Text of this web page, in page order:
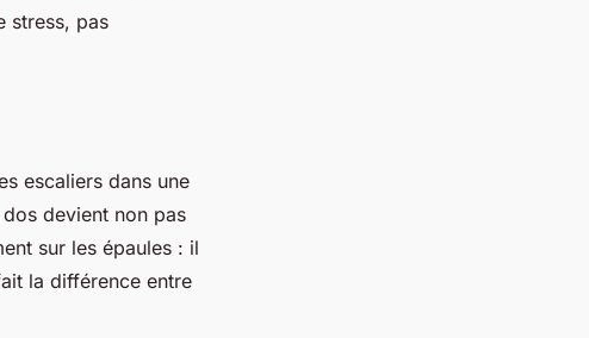
stress, pas
escaliers dans une
devient non pas
sur les épaules : il
la différence entre